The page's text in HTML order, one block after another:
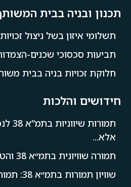
תכנון ובניה בבית
תשלומי איזון בשל ניצול
תביעות סכסוכי שכנים-
חלוקת זכויות בניה בבית
חידושים והלכות
אלא...
תמורה שוויונית בתמ״א 38 והטענות להיעדר שוויון
שוויון תמורות בתמ״א 38: תמורה שוויונית יחסית